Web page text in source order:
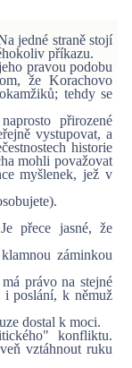
jedné straně stojí
příkazu.
pravou podobu
že Korachovo
tehdy se
přirozené
vystupovat, a
historie
mohli považovat
myšlenek, jež v
přece jasné, že
záminkou
právo na stejné
i poslání, k němuž
dostal k moci.
konfliktu.
vztáhnout ruku